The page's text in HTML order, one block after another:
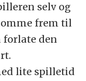
selv og
frem til
forlate den
lite spilletid